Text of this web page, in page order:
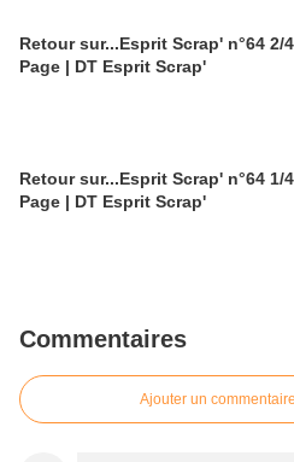
Retour sur...Esprit Scrap' n°64 2/
Page | DT Esprit Scrap'
Retour sur...Esprit Scrap' n°64 1/
Page | DT Esprit Scrap'
Commentaires
Ajouter un commentaire